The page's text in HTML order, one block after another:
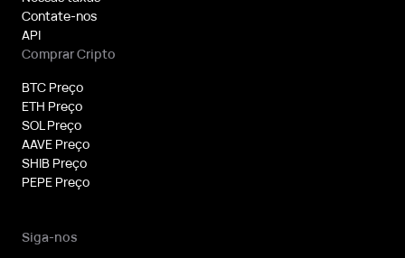
Contate-nos
API
Comprar Cripto
BTC Preço
ETH Preço
SOL Preço
AAVE Preço
SHIB Preço
PEPE Preço
Siga-nos